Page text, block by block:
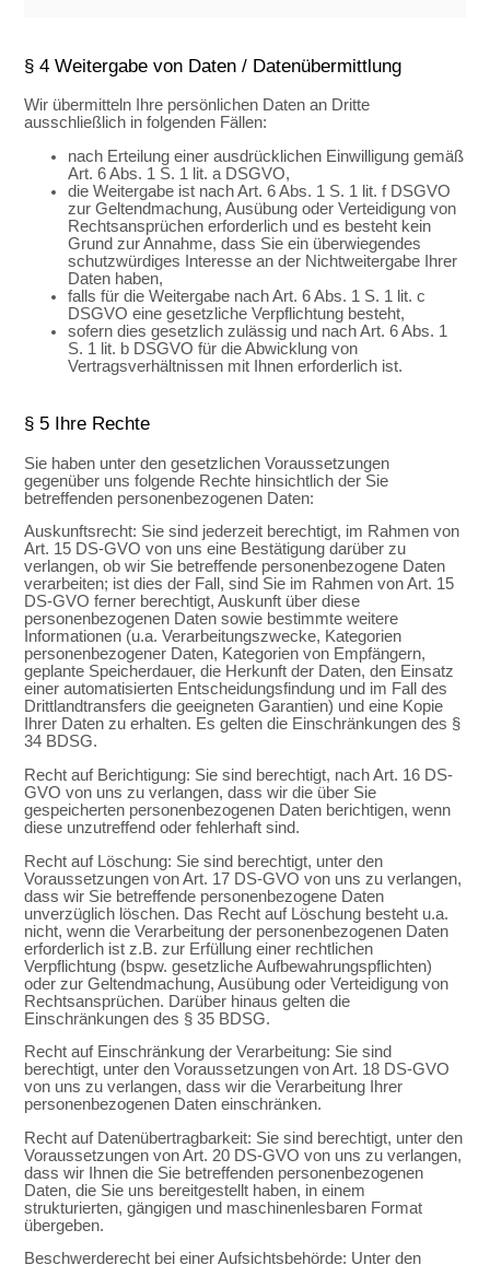
§ 4 Weitergabe von Daten / Datenübermittlung
Wir übermitteln Ihre persönlichen Daten an Dritte
ausschließlich in folgenden Fällen:
nach Erteilung einer ausdrücklichen Einwilligung gemäß
Art. 6 Abs. 1 S. 1 lit. a DSGVO,
die Weitergabe ist nach Art. 6 Abs. 1 S. 1 lit. f DSGVO
zur Geltendmachung, Ausübung oder Verteidigung von
Rechtsansprüchen erforderlich und es besteht kein
Grund zur Annahme, dass Sie ein überwiegendes
schutzwürdiges Interesse an der Nichtweitergabe Ihrer
Daten haben,
falls für die Weitergabe nach Art. 6 Abs. 1 S. 1 lit. c
DSGVO eine gesetzliche Verpflichtung besteht,
sofern dies gesetzlich zulässig und nach Art. 6 Abs. 1
S. 1 lit. b DSGVO für die Abwicklung von
Vertragsverhältnissen mit Ihnen erforderlich ist.
§ 5 Ihre Rechte
Sie haben unter den gesetzlichen Voraussetzungen
gegenüber uns folgende Rechte hinsichtlich der Sie
betreffenden personenbezogenen Daten:
Auskunftsrecht: Sie sind jederzeit berechtigt, im Rahmen von
Art. 15 DS-GVO von uns eine Bestätigung darüber zu
verlangen, ob wir Sie betreffende personenbezogene Daten
verarbeiten; ist dies der Fall, sind Sie im Rahmen von Art. 15
DS-GVO ferner berechtigt, Auskunft über diese
personenbezogenen Daten sowie bestimmte weitere
Informationen (u.a. Verarbeitungszwecke, Kategorien
personenbezogener Daten, Kategorien von Empfängern,
geplante Speicherdauer, die Herkunft der Daten, den Einsatz
einer automatisierten Entscheidungsfindung und im Fall des
Drittlandtransfers die geeigneten Garantien) und eine Kopie
Ihrer Daten zu erhalten. Es gelten die Einschränkungen des §
34 BDSG.
Recht auf Berichtigung: Sie sind berechtigt, nach Art. 16 DS-
GVO von uns zu verlangen, dass wir die über Sie
gespeicherten personenbezogenen Daten berichtigen, wenn
diese unzutreffend oder fehlerhaft sind.
Recht auf Löschung: Sie sind berechtigt, unter den
Voraussetzungen von Art. 17 DS-GVO von uns zu verlangen,
dass wir Sie betreffende personenbezogene Daten
unverzüglich löschen. Das Recht auf Löschung besteht u.a.
nicht, wenn die Verarbeitung der personenbezogenen Daten
erforderlich ist z.B. zur Erfüllung einer rechtlichen
Verpflichtung (bspw. gesetzliche Aufbewahrungspflichten)
oder zur Geltendmachung, Ausübung oder Verteidigung von
Rechtsansprüchen. Darüber hinaus gelten die
Einschränkungen des § 35 BDSG.
Recht auf Einschränkung der Verarbeitung: Sie sind
berechtigt, unter den Voraussetzungen von Art. 18 DS-GVO
von uns zu verlangen, dass wir die Verarbeitung Ihrer
personenbezogenen Daten einschränken.
Recht auf Datenübertragbarkeit: Sie sind berechtigt, unter den
Voraussetzungen von Art. 20 DS-GVO von uns zu verlangen,
dass wir Ihnen die Sie betreffenden personenbezogenen
Daten, die Sie uns bereitgestellt haben, in einem
strukturierten, gängigen und maschinenlesbaren Format
übergeben.
Beschwerderecht bei einer Aufsichtsbehörde: Unter den